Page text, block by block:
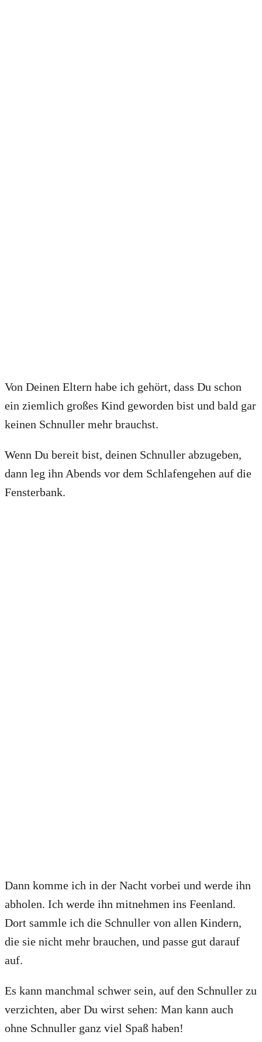
Von Deinen Eltern habe ich gehört, dass Du schon
ein ziemlich großes Kind geworden bist und bald gar
keinen Schnuller mehr brauchst.
Wenn Du bereit bist, deinen Schnuller abzugeben,
dann leg ihn Abends vor dem Schlafengehen auf die
Fensterbank.
Dann komme ich in der Nacht vorbei und werde ihn
abholen. Ich werde ihn mitnehmen ins Feenland.
Dort sammle ich die Schnuller von allen Kindern,
die sie nicht mehr brauchen, und passe gut darauf
auf.
Es kann manchmal schwer sein, auf den Schnuller zu
verzichten, aber Du wirst sehen: Man kann auch
ohne Schnuller ganz viel Spaß haben!